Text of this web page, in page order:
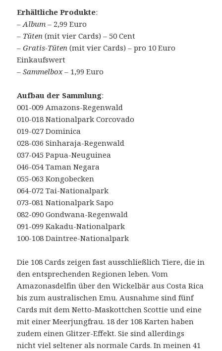
Erhältliche Produkte:
–Album – 2,99 Euro
– Tüten (mit vier Cards) – 50 Cent
–Gratis-Tüten (mit vier Cards) – pro 10 Euro
Einkaufswert
–Sammelbox– 1,99 Euro
Aufbau der Sammlung:
001-009 Amazons-Regenwald
010-018 Nationalpark Corcovado
019-027 Dominica
028-036 Sinharaja-Regenwald
037-045 Papua-Neuguinea
046-054 Taman Negara
055-063 Kongobecken
064-072 Tai-Nationalpark
073-081 Nationalpark Sapo
082-090 Gondwana-Regenwald
091-099 Kakadu-Nationalpark
100-108 Daintree-Nationalpark
Die 108 Cards zeigen fast ausschließlich Tiere, die in
den entsprechenden Regionen leben. Vom
Amazonasdelfin über den Wickelbär aus Costa Rica
bis zum australischen Emu. Ausnahme sind fünf
Cards mit dem Netto-Maskottchen Scottie und eine
mit einer Meerjungfrau. 18 der 108 Karten haben
zudem einen Glitzer-Effekt. Sie sind allerdings
nicht viel seltener als normale Cards. In meinen 41